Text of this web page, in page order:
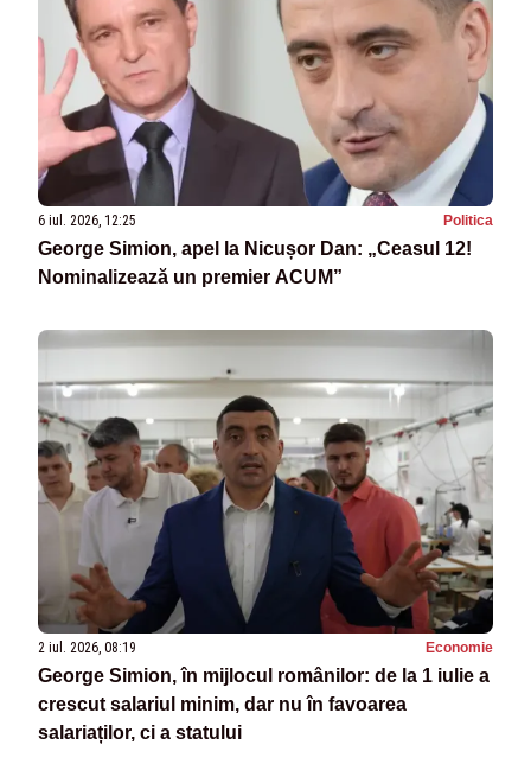
6 iul. 2026, 12:25 Politica
George Simion, apel la Nicușor Dan: „Ceasul 12!
Nominalizează un premier ACUM”
2 iul. 2026, 08:19 Economie
George Simion, în mijlocul românilor: de la 1 iulie a
crescut salariul minim, dar nu în favoarea
salariaților, ci a statului